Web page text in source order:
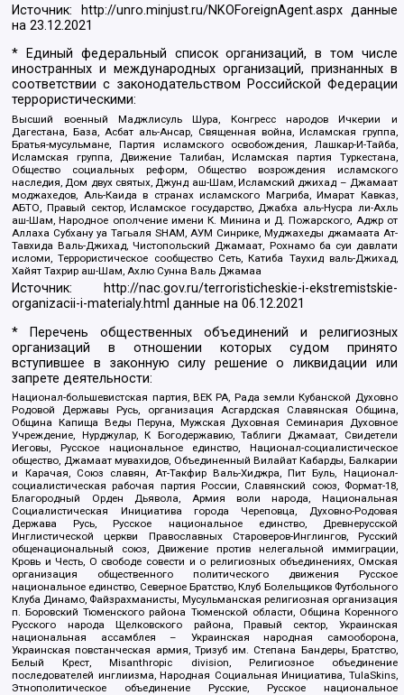
Источник: http://unro.minjust.ru/NKOForeignAgent.aspxданные
на23.12.2021
* Единый федеральный список организаций, в том числе
иностранных и международных организаций, признанных в
соответствии с законодательством Российской Федерации
террористическими:
Высший военный Маджлисуль Шура, Конгресс народов Ичкерии и
Дагестана, База, Асбат аль-Ансар, Священная война, Исламская группа,
Братья-мусульмане, Партия исламского освобождения, Лашкар-И-Тайба,
Исламская группа, Движение Талибан, Исламская партия Туркестана,
Общество социальных реформ, Общество возрождения исламского
наследия, Дом двух святых, Джунд аш-Шам, Исламский джихад – Джамаат
моджахедов, Аль-Каида в странах исламского Магриба, Имарат Кавказ,
АБТО, Правый сектор, Исламское государство, Джабха аль-Нусра ли-Ахль
аш-Шам, Народное ополчение имени К. Минина и Д. Пожарского, Аджр от
Аллаха Субхану уа Тагьаля SHAM, АУМ Синрике, Муджахеды джамаата Ат-
Тавхида Валь-Джихад, Чистопольский Джамаат, Рохнамо ба суи давлати
исломи, Террористическое сообщество Сеть, Катиба Таухид валь-Джихад,
Хайят Тахрир аш-Шам, Ахлю Сунна Валь Джамаа
Источник:
http://nac.gov.ru/terroristicheskie-i-ekstremistskie-
organizacii-i-materialy.html данные на06.12.2021
* Перечень общественных объединений и религиозных
организаций в отношении которых судом принято
вступившее в законную силу решение о ликвидации или
запрете деятельности:
Национал-большевистская партия, ВЕК РА, Рада земли Кубанской Духовно
Родовой Державы Русь, организация Асгардская Славянская Община,
Община Капища Веды Перуна, Мужская Духовная Семинария Духовное
Учреждение, Нурджулар, К Богодержавию, Таблиги Джамаат, Свидетели
Иеговы, Русское национальное единство, Национал-социалистическое
общество, Джамаат мувахидов, Объединенный Вилайат Кабарды, Балкарии
и Карачая, Союз славян, Ат-Такфир Валь-Хиджра, Пит Буль, Национал-
социалистическая рабочая партия России, Славянский союз, Формат-18,
Благородный Орден Дьявола, Армия воли народа, Национальная
Социалистическая Инициатива города Череповца, Духовно-Родовая
Держава Русь, Русское национальное единство, Древнерусской
Инглистической церкви Православных Староверов-Инглингов, Русский
общенациональный союз, Движение против нелегальной иммиграции,
Кровь и Честь, О свободе совести и о религиозных объединениях, Омская
организация общественного политического движения Русское
национальное единство, Северное Братство, Клуб Болельщиков Футбольного
Клуба Динамо, Файзрахманисты, Мусульманская религиозная организация
п. Боровский Тюменского района Тюменской области, Община Коренного
Русского народа Щелковского района, Правый сектор, Украинская
национальная ассамблея – Украинская народная самооборона,
Украинская повстанческая армия, Тризуб им. Степана Бандеры, Братство,
Белый Крест, Misanthropic division, Религиозное объединение
последователей инглиизма, Народная Социальная Инициатива, TulaSkins,
Этнополитическое объединение Русские, Русское национальное